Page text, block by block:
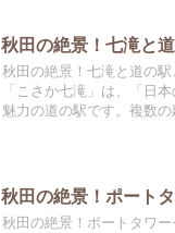
秋田の絶景！七滝と
秋田の絶景！七滝と道の
「こさか七滝」は、「日
魅力の道の駅です。複数
秋田の絶景！ポート
秋田の絶景！ポートタワ